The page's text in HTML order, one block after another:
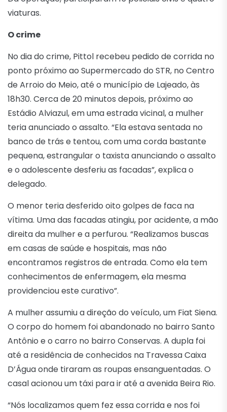
viaturas.
O crime
No dia do crime, Pittol recebeu pedido de corrida no
ponto próximo ao Supermercado do STR, no Centro
de Arroio do Meio, até o município de Lajeado, às
18h30. Cerca de 20 minutos depois, próximo ao
Estádio Alviazul, em uma estrada vicinal, a mulher
teria anunciado o assalto. “Ela estava sentada no
banco de trás e tentou, com uma corda bastante
pequena, estrangular o taxista anunciando o assalto
e o adolescente desferiu as facadas”, explica o
delegado.
O menor teria desferido oito golpes de faca na
vítima. Uma das facadas atingiu, por acidente, a mão
direita da mulher e a perfurou. “Realizamos buscas
em casas de saúde e hospitais, mas não
encontramos registros de entrada. Como ela tem
conhecimentos de enfermagem, ela mesma
providenciou este curativo”.
A mulher assumiu a direção do veículo, um Fiat Siena.
O corpo do homem foi abandonado no bairro Santo
Antônio e o carro no bairro Conservas. A dupla foi
até a residência de conhecidos na Travessa Caixa
D’Água onde tiraram as roupas ensanguentadas. O
casal acionou um táxi para ir até a avenida Beira Rio.
“Nós localizamos quem fez essa corrida e nos foi